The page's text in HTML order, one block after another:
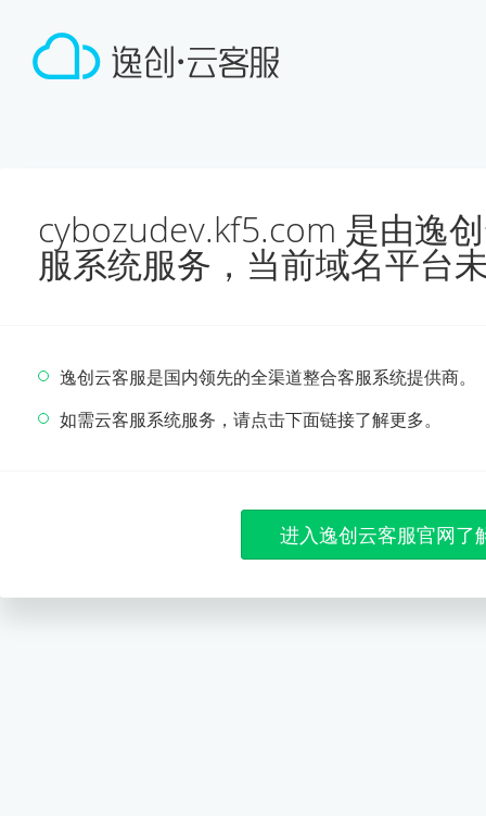
cybozudev.kf5.com 是由逸
服系统服务，当前域名平台
逸创云客服是国内领先的全渠道整合客服系统提供商。
如需云客服系统服务，请点击下面链接了解更多。
进入逸创云客服官网了